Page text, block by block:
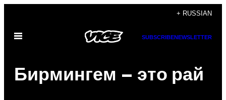
content
+ RUSSIAN
Open
SUBSCRIBENEWSLETTER
Бирмингем – это рай